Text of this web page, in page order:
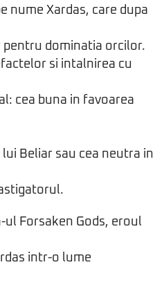
nume Xardas, care dupa
dominatia orcilor.
si intalnirea cu
cea buna in favoarea
Beliar sau cea neutra in
ul Forsaken Gods, eroul
intr-o lume